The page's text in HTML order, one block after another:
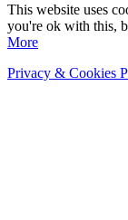
This website uses
you're ok with this,
More
Privacy & Cookies